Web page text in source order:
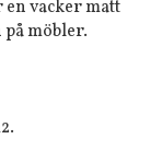
vacker matt
möbler.